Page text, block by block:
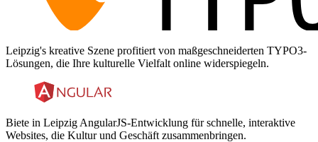
Leipzig's kreative Szene profitiert von maßgeschneiderten TYPO3-
Lösungen, die Ihre kulturelle Vielfalt online widerspiegeln.
Biete in Leipzig AngularJS-Entwicklung für schnelle, interaktive
Websites, die Kultur und Geschäft zusammenbringen.